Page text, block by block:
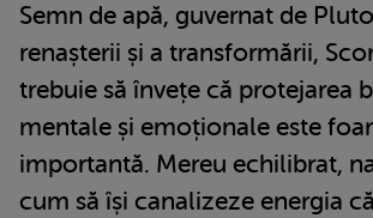
Semn de apă, guvernat de
renașterii și a transformării,
trebuie să învețe că protejarea
mentale și emoționale este
importantă. Mereu echilibrat,
cum să își canalizeze energia